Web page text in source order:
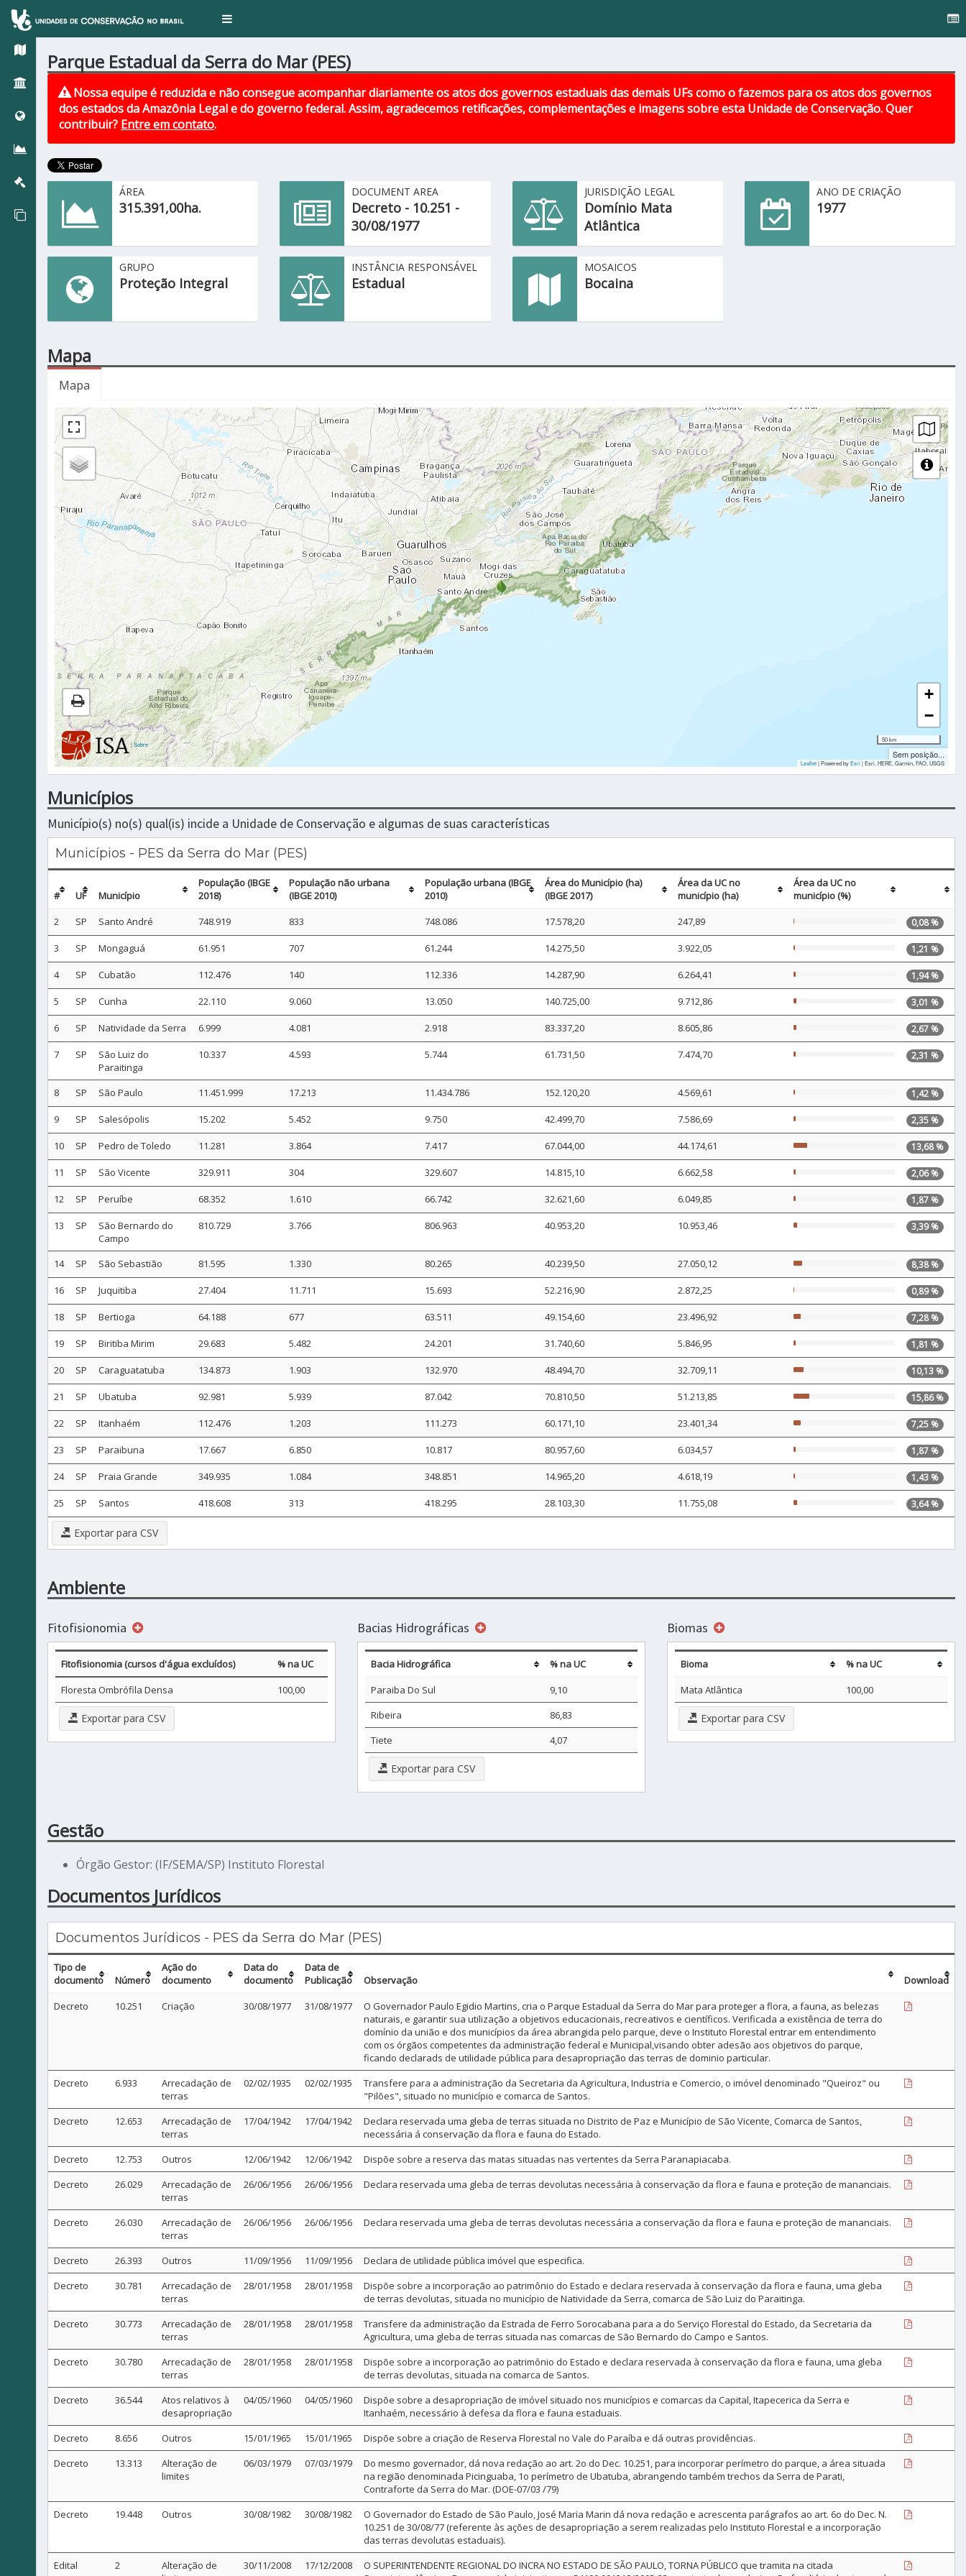
Toggle
Parque Estadual da Serra do Mar (PES)
Nossa equipe é reduzida e não consegue acompanhar diariamente os atos dos governos estaduais das demais UFs como o fazemos para os atos dos governos
dos estados da Amazônia Legal e do governo federal. Assim, agradecemos retificações, complementações e imagens sobre esta Unidade de Conservação. Quer
contribuir? Entre em contato.
ÁREA
315.391,00ha.
DOCUMENT AREA
Decreto - 10.251 -
30/08/1977
JURISDIÇÃO LEGAL
Domínio Mata
Atlântica
ANO DE CRIAÇÃO
1977
GRUPO
Proteção Integral
INSTÂNCIA RESPONSÁVEL
Estadual
MOSAICOS
Bocaina
Mapa
Mapa
|Sobre
+
−
50 km
Sem posição...
Leaflet| Powered byEsri|Esri, HERE, Garmin, FAO, USGS
Municípios
Município(s) no(s) qual(is) incide a Unidade de Conservação e algumas de suas características
Municípios - PES da Serra do Mar (PES)
# UF Município
População (IBGE
2018)
População não urbana
(IBGE 2010)
População urbana (IBGE
2010)
Área do Município (ha)
(IBGE 2017)
Área da UC no
município (ha)
Área da UC no
município (%)
2
SP Santo André 748.919 833 748.086 17.578,20 247,89 0,08 %
3 SP Mongaguá 61.951 707 61.244 14.275,50 3.922,05 1,21 %
4 SP Cubatão 112.476 140 112.336 14.287,90 6.264,41 1,94 %
5 SP Cunha 22.110 9.060 13.050 140.725,00 9.712,86 3,01 %
6 SP Natividade da Serra 6.999 4.081 2.918 83.337,20 8.605,86 2,67 %
7 SP
São Luiz do
Paraitinga
10.337 4.593 5.744 61.731,50 7.474,70 2,31 %
8 SP São Paulo 11.451.999 17.213 11.434.786 152.120,20 4.569,61 1,42 %
9 SP Salesópolis 15.202 5.452 9.750 42.499,70 7.586,69 2,35 %
10 SP Pedro de Toledo 11.281 3.864 7.417 67.044,00 44.174,61 13,68 %
11 SP São Vicente 329.911 304 329.607 14.815,10 6.662,58 2,06 %
12 SP Peruíbe 68.352 1.610 66.742 32.621,60 6.049,85 1,87 %
13 SP
São Bernardo do
Campo
810.729 3.766 806.963 40.953,20 10.953,46 3,39 %
14 SP São Sebastião 81.595 1.330 80.265 40.239,50 27.050,12 8,38 %
16 SP Juquitiba 27.404 11.711 15.693 52.216,90 2.872,25 0,89 %
18 SP Bertioga 64.188 677 63.511 49.154,60 23.496,92 7,28 %
19 SP Biritiba Mirim 29.683 5.482 24.201 31.740,60 5.846,95 1,81 %
20 SP Caraguatatuba 134.873 1.903 132.970 48.494,70 32.709,11 10,13 %
21 SP Ubatuba 92.981 5.939 87.042 70.810,50 51.213,85 15,86 %
22 SP Itanhaém 112.476 1.203 111.273 60.171,10 23.401,34 7,25 %
23 SP Paraibuna 17.667 6.850 10.817 80.957,60 6.034,57 1,87 %
24 SP Praia Grande 349.935 1.084 348.851 14.965,20 4.618,19 1,43 %
25 SP Santos 418.608 313 418.295 28.103,30 11.755,08 3,64 %
Exportar para CSV
Ambiente
Fitofisionomia
Fitofisionomia (cursos d'água excluídos)
% na UC
Floresta Ombrófila Densa
100,00
Exportar para CSV
Bacias Hidrográficas
Bacia Hidrográfica
% na UC
Paraiba Do Sul
9,10
Ribeira
86,83
Tiete
4,07
Exportar para CSV
Biomas
Bioma
% na UC
Mata Atlântica
100,00
Exportar para CSV
Gestão
Órgão Gestor: (IF/SEMA/SP) Instituto Florestal
Documentos Jurídicos
Documentos Jurídicos - PES da Serra do Mar (PES)
Tipo de
documento
Número
Ação do
documento
Data do
documento
Data de
Publicação
Observação
Download
Decreto
10.251 Criação 30/08/1977 31/08/1977
O Governador Paulo Egidio Martins, cria o Parque Estadual da Serra do Mar para proteger a flora, a fauna, as belezas
naturais, e garantir sua utilização a objetivos educacionais, recreativos e científicos. Verificada a existência de terra do
domínio da união e dos municípios da área abrangida pelo parque, deve o Instituto Florestal entrar em entendimento
com os órgãos competentes da administração federal e Municipal,visando obter adesão aos objetivos do parque,
ficando declarads de utilidade pública para desapropriação das terras de dominio particular.
Decreto
6.933
Arrecadação de
terras
02/02/1935 02/02/1935
Transfere para a administração da Secretaria da Agricultura, Industria e Comercio, o imóvel denominado "Queiroz" ou
"Pilões", situado no município e comarca de Santos.
Decreto
12.653
Arrecadação de
terras
17/04/1942 17/04/1942
Declara reservada uma gleba de terras situada no Distrito de Paz e Município de São Vicente, Comarca de Santos,
necessária á conservação da flora e fauna do Estado.
Decreto
12.753 Outros 12/06/1942 12/06/1942
Dispõe sobre a reserva das matas situadas nas vertentes da Serra Paranapiacaba.
Decreto
26.029
Arrecadação de
terras
26/06/1956 26/06/1956 Declara reservada uma gleba de terras devolutas necessária à conservação da flora e fauna e proteção de mananciais.
Decreto 26.030
Arrecadação de
terras
26/06/1956 26/06/1956 Declara reservada uma gleba de terras devolutas necessária a conservação da flora e fauna e proteção de mananciais.
Decreto 26.393 Outros 11/09/1956 11/09/1956
Declara de utilidade pública imóvel que especifica.
Decreto
30.781
Arrecadação de
terras
28/01/1958 28/01/1958
Dispõe sobre a incorporação ao patrimônio do Estado e declara reservada à conservação da flora e fauna, uma gleba
de terras devolutas, situada no município de Natividade da Serra, comarca de São Luiz do Paraitinga.
Decreto
30.773
Arrecadação de
terras
28/01/1958 28/01/1958
Transfere da administração da Estrada de Ferro Sorocabana para a do Serviço Florestal do Estado, da Secretaria da
Agricultura, uma gleba de terras situada nas comarcas de São Bernardo do Campo e Santos.
Decreto
30.780
Arrecadação de
terras
28/01/1958 28/01/1958
Dispõe sobre a incorporação ao patrimônio do Estado e declara reservada à conservação da flora e fauna, uma gleba
de terras devolutas, situada na comarca de Santos.
Decreto
36.544
Atos relativos à
desapropriação
04/05/1960 04/05/1960
Dispõe sobre a desapropriação de imóvel situado nos municípios e comarcas da Capital, Itapecerica da Serra e
Itanhaém, necessário à defesa da flora e fauna estaduais.
Decreto
8.656 Outros 15/01/1965 15/01/1965
Dispõe sobre a criação de Reserva Florestal no Vale do Paraíba e dá outras providências.
Decreto
13.313
Alteração de
limites
06/03/1979 07/03/1979
Do mesmo governador, dá nova redação ao art. 2o do Dec. 10.251, para incorporar perímetro do parque, a área situada
na região denominada Picinguaba, 1o perímetro de Ubatuba, abrangendo também trechos da Serra de Parati,
Contraforte da Serra do Mar. (DOE-07/03 /79)
Decreto
19.448 Outros 30/08/1982 30/08/1982
O Governador do Estado de São Paulo, José Maria Marin dá nova redação e acrescenta parágrafos ao art. 6o do Dec. N.
10.251 de 30/08/77 (referente às ações de desapropriação a serem realizadas pelo Instituto Florestal e a incorporação
das terras devolutas estaduais).
Edital
2
Alteração de
30/11/2008 17/12/2008
O SUPERINTENDENTE REGIONAL DO INCRA NO ESTADO DE SÃO PAULO, TORNA PÚBLICO que tramita na citada